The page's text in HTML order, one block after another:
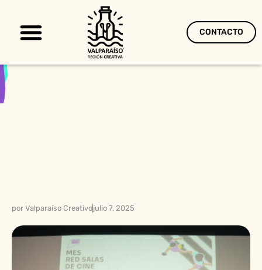
CONTACTO
por Valparaíso Creativojulio 7, 2025